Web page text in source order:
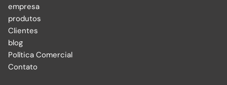
empresa
produtos
Clientes
blog
Política Comercial
Contato